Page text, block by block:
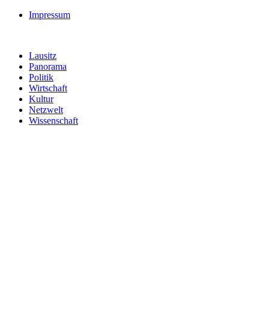
Impressum
Lausitz
Panorama
Politik
Wirtschaft
Kultur
Netzwelt
Wissenschaft